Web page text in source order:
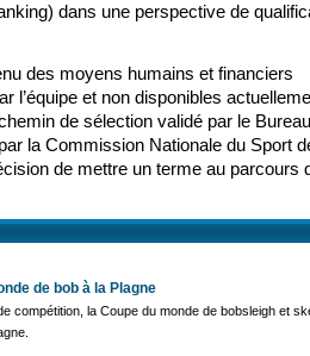
dans une perspective de
des moyens humains et financiers
l’équipe et non disponibles
de sélection validé par le
la Commission Nationale du Sport
de mettre un terme au parcours
de bob à la Plagne
compétition, la Coupe du monde de bobsleigh et